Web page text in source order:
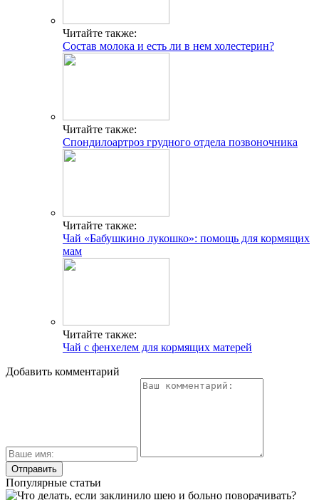
Читайте также:
Состав молока и есть ли в нем холестерин?
Читайте также:
Спондилоартроз грудного отдела позвоночника
Читайте также:
Чай «Бабушкино лукошко»: помощь для кормящих
мам
Читайте также:
Чай с фенхелем для кормящих матерей
Добавить комментарий
Популярные статьи